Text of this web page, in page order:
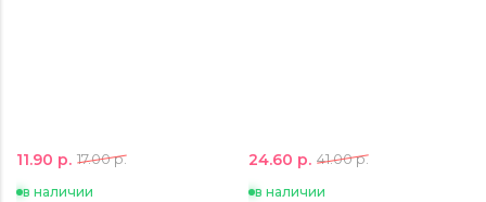
11.90 р. 17.00 р.
в наличии
24.60 р. 41.00 р.
в наличии